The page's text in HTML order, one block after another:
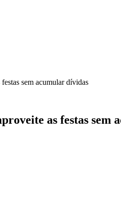
sem acumular dívidas
as festas sem